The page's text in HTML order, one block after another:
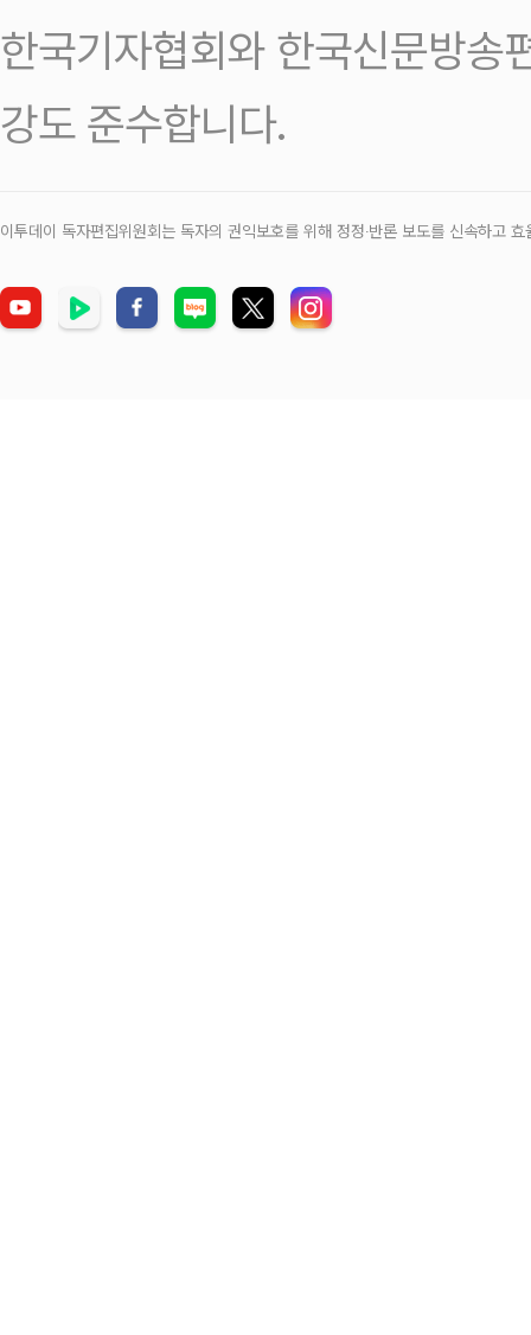
한국기자협회와 한국신문방송
강도 준수합니다.
이투데이 독자편집위원회는 독자의 권익보호를 위해 정정‧반론 보도를 신속하고